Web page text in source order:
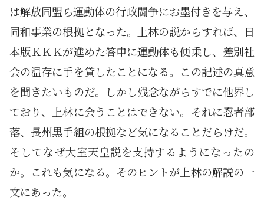
は解放同盟ら運動体の行政闘争にお墨付きを与え、
同和事業の根拠となった。上林の説からすれば、日
本版ＫＫＫが進めた答申に運動体も便乗し、差別社
会の温存に手を貸したことになる。この記述の真意
を聞きたいものだ。しかし残念ながらすでに他界し
ており、上林に会うことはできない。それに忍者部
落、長州黒手組の根拠など気になることだらけだ。
そしてなぜ大室天皇説を支持するようになったの
か。これも気になる。そのヒントが上林の解説の一
文にあった。